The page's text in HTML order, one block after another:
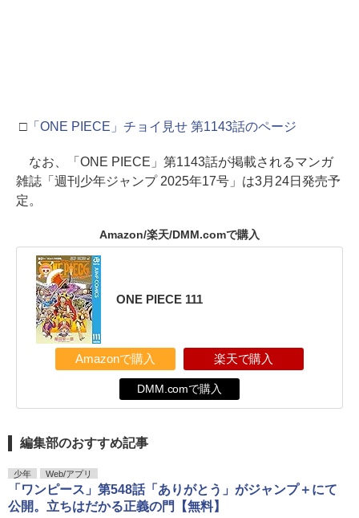
□「ONE PIECE」チョイ見せ 第1143話のページ
なお、「ONE PIECE」第1143話が掲載されるマンガ
雑誌「週刊少年ジャンプ 2025年17号」は3月24日発売予
定。
Amazon/楽天/DMM.comで購入
ONE PIECE 111
Amazonで購入 楽天で購入
DMM.comで購入
編集部のおすすめ記事
少年 Web/アプリ
「ワンピース」第548話「ありがとう」がジャンプ＋にて
公開。立ちはだかる正義の門【無料】